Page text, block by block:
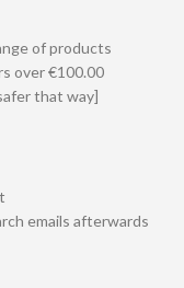
of products
over €100.00
that way]
emails afterwards